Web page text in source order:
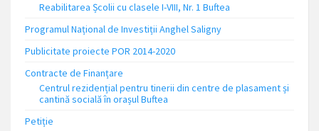
Reabilitarea Școlii cu clasele I-VIII, Nr. 1 Buftea
Programul Național de Investiții Anghel Saligny
Publicitate proiecte POR 2014-2020
Contracte de Finanțare
Centrul rezidențial pentru tinerii din centre de plasament și
cantină socială în orașul Buftea
Petiție